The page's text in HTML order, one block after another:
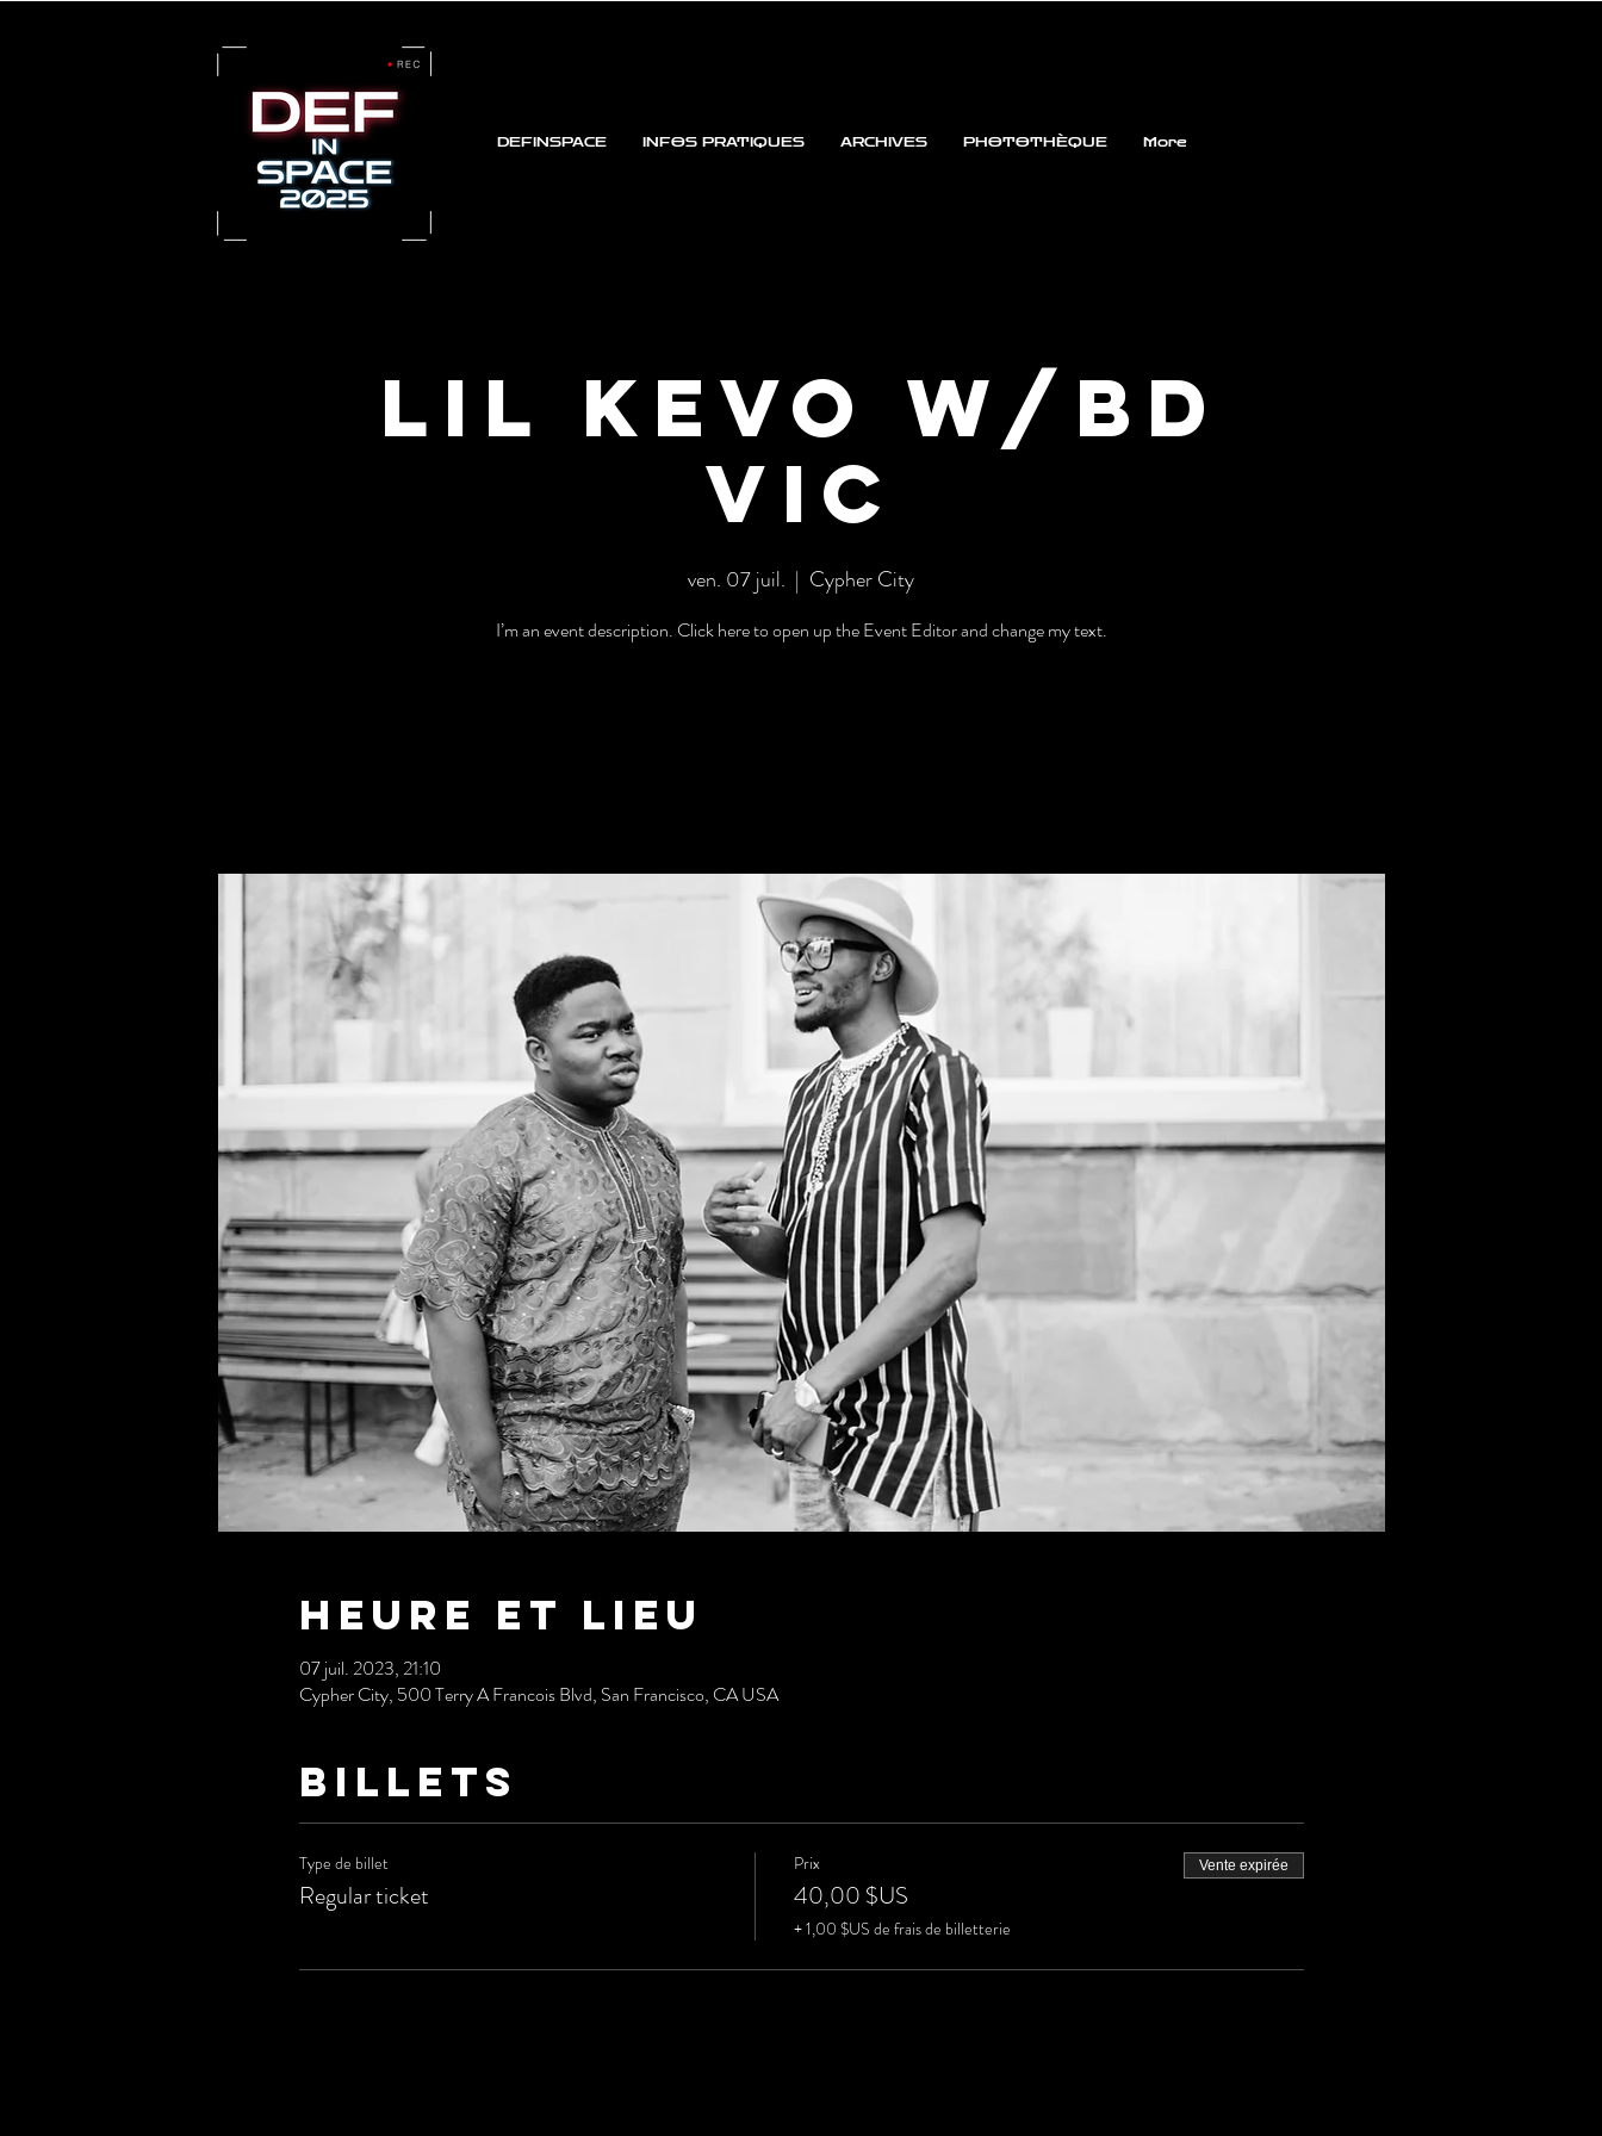
DEFINSPACE INFOS PRATIQUES ARCHIVES PHOTOTHÈQUE More
Lil Kevo w/BD
Vic
ven. 07 juil.
  |
Cypher City
I’m an event description. Click here to open up the Event Editor and change my text.
Heure et lieu
07 juil. 2023, 21:10
Cypher City, 500 Terry A Francois Blvd, San Francisco, CA USA
Billets
Type de billet
Regular ticket
Prix
40,00 $US
+ 1,00 $US de frais de billetterie
Vente expirée